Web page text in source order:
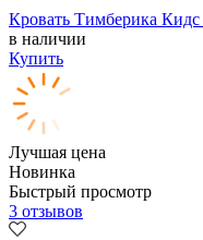
Кровать Тимберика
в наличии
Купить
Лучшая цена
Новинка
Быстрый просмотр
3 отзывов